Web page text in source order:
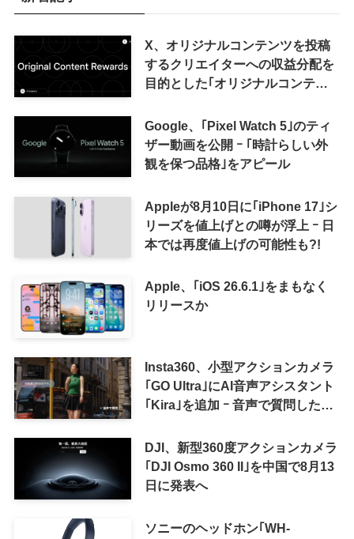
X、オリジナルコンテンツを投稿
するクリエイターへの収益分配を
目的とした｢オリジナルコンテン
来の｢収益分配｣は廃止
Google、｢Pixel Watch 5｣のティ
ザー動画を公開 ｰ ｢時計らしい外
観を保つ品格｣をアピール
Appleが8月10日に｢iPhone 17｣シ
リーズを値上げとの噂が浮上 ｰ 日
本では再度値上げの可能性も?!
Apple、｢iOS 26.6.1｣をまもなく
リリースか
Insta360、小型アクションカメラ
｢GO Ultra｣にAI音声アシスタント
｢Kira｣を追加 ｰ 音声で質問した
可能に
DJI、新型360度アクションカメラ
｢DJI Osmo 360 II｣を中国で8月13
日に発表へ
ソニーのヘッドホン｢WH-